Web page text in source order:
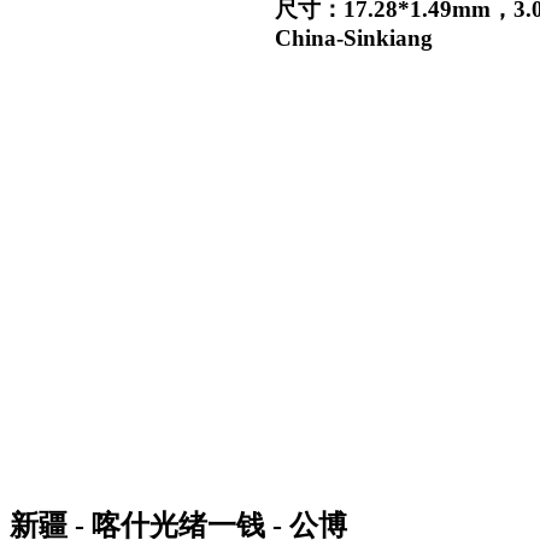
尺寸：17.28*1.49mm，
China-Sinkiang
新疆 - 喀什光绪一钱 - 公博